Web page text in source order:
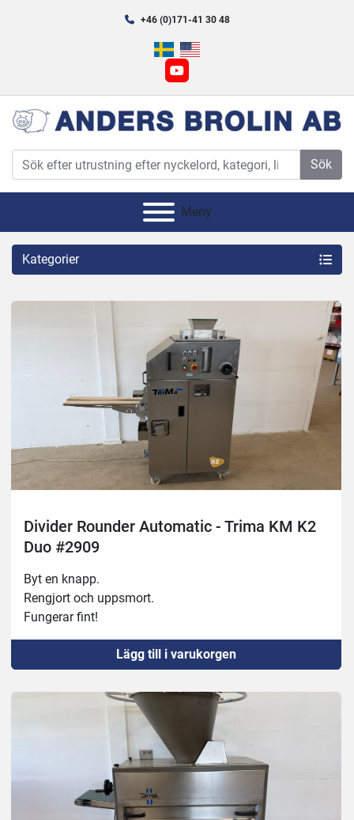
+46 (0)171-41 30 48
youtube
Sök
Meny
Kategorier
Divider Rounder Automatic - Trima KM K2
Duo #2909
Byt en knapp.
Rengjort och uppsmort.
Fungerar fint!
Lägg till i varukorgen